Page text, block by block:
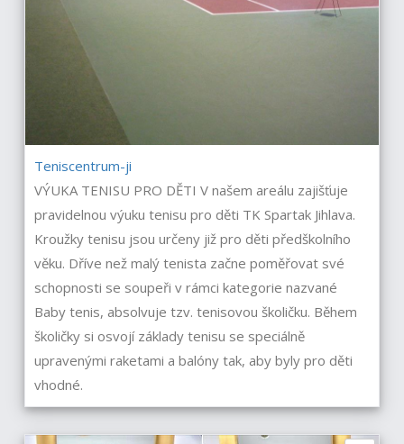
Teniscentrum-ji
VÝUKA TENISU PRO DĚTI V našem areálu zajišťuje
pravidelnou výuku tenisu pro děti TK Spartak Jihlava.
Kroužky tenisu jsou určeny již pro děti předškolního
věku. Dříve než malý tenista začne poměřovat své
schopnosti se soupeři v rámci kategorie nazvané
Baby tenis, absolvuje tzv. tenisovou školičku. Během
školičky si osvojí základy tenisu se speciálně
upravenými raketami a balóny tak, aby byly pro děti
vhodné.